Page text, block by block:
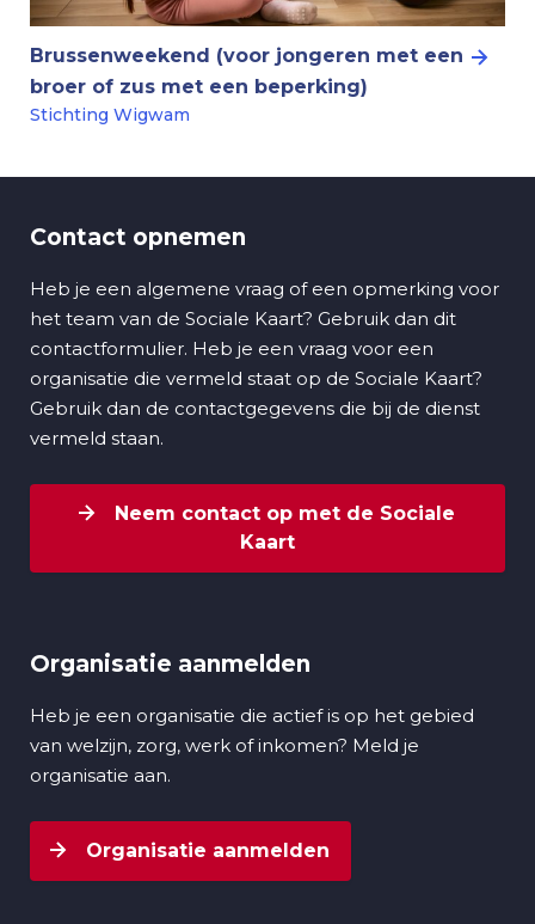
Brussenweekend (voor jongeren met een
broer of zus met een beperking)
Stichting Wigwam
Contact opnemen
Heb je een algemene vraag of een opmerking voor
het team van de Sociale Kaart? Gebruik dan dit
contactformulier. Heb je een vraag voor een
organisatie die vermeld staat op de Sociale Kaart?
Gebruik dan de contactgegevens die bij de dienst
vermeld staan.
Neem contact op met de Sociale
Kaart
Organisatie aanmelden
Heb je een organisatie die actief is op het gebied
van welzijn, zorg, werk of inkomen? Meld je
organisatie aan.
Organisatie aanmelden